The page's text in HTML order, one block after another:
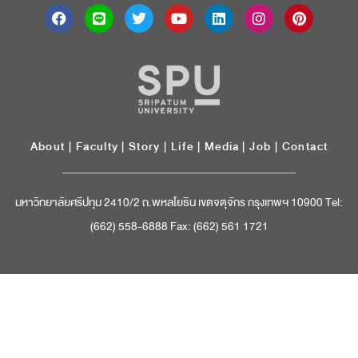
About | Faculty | Story | Life | Media |Job | Contact
มหาวิทยาลัยศรีปทุม 2410/2 ถ.พหลโยธิน เขตจตุจักร กรุงเทพฯ 10900 Tel:
(662) 558-6888 Fax: (662) 561 1721